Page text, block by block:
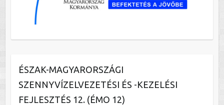
ÉSZAK-MAGYARORSZÁGI
SZENNYVÍZELVEZETÉSI ÉS -KEZELÉSI
FEJLESZTÉS 12. (ÉMO 12)